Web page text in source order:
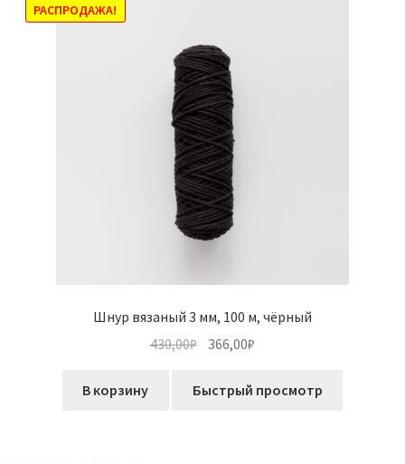
Шнур вязаный 3 мм, 100 м, чёрный
РАСПРОДАЖА!
430,00₽ Первоначальная
составляла
366,00₽
366,00₽.
В корзину Быстрый просмотр